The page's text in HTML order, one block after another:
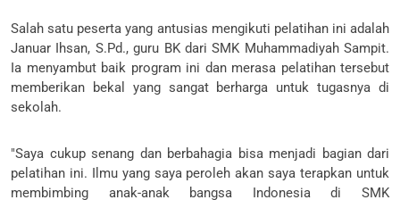
Salah satu peserta yang antusias mengikuti pelatihan ini adalah
Januar Ihsan, S.Pd., guru BK dari SMK Muhammadiyah Sampit.
Ia menyambut baik program ini dan merasa pelatihan tersebut
memberikan bekal yang sangat berharga untuk tugasnya di
sekolah.
"Saya cukup senang dan berbahagia bisa menjadi bagian dari
pelatihan ini. Ilmu yang saya peroleh akan saya terapkan untuk
membimbing anak-anak bangsa Indonesia di SMK